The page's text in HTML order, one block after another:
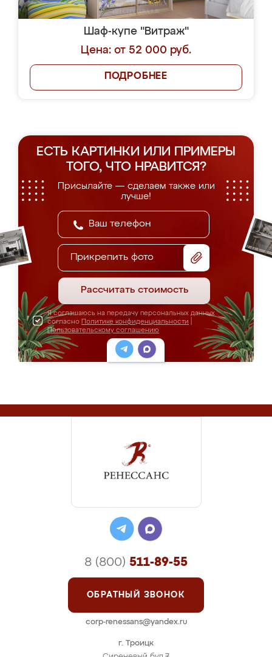
Шаф-купе "Витраж"
Цена: от 52 000 руб.
ПОДРОБНЕЕ
ЕСТЬ КАРТИНКИ ИЛИ ПРИМЕРЫ
ТОГО, ЧТО НРАВИТСЯ?
Присылайте — сделаем также или
лучше!
Прикрепить фото
Рассчитать стоимость
Я соглашаюсь на передачу персональных данных
согласно Политике конфиденциальности
Пользовательскому соглашению
г. Троицк
8 (800) 511-89-55
ОБРАТНЫЙ ЗВОНОК
corp-renessans@yandex.ru